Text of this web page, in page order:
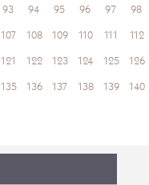
93 94 95 96 97
98
107 108 109 110 111
112
121 122 123 124 125
126
135 136 137 138 139 140